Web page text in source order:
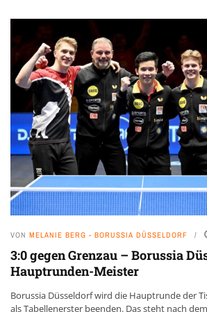
VON MELANIE BERG - BORUSSIA DÜSSELDORF
3:0 gegen Grenzau – Borussia
Hauptrunden-Meister
Borussia Düsseldorf wird die Hauptrunde der
als Tabellenerster beenden. Das steht nach